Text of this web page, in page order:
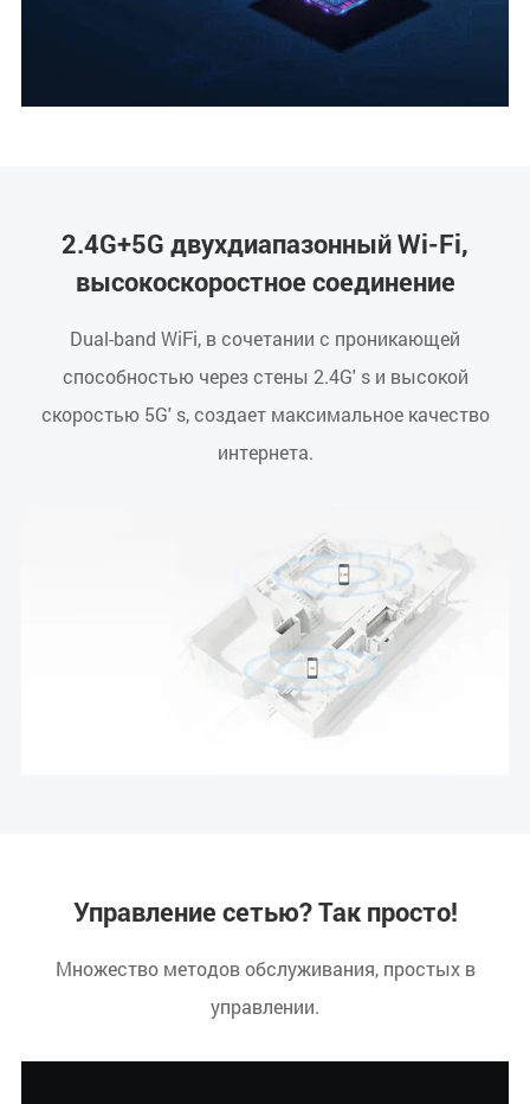
2.4G+5G двухдиапазонный Wi-Fi,
высокоскоростное соединение
Dual-band WiFi, в сочетании с проникающей
способностью через стены 2.4G' s и высокой
скоростью 5G' s, создает максимальное качество
интернета.
Управление сетью? Так просто!
Множество методов обслуживания, простых в
управлении.